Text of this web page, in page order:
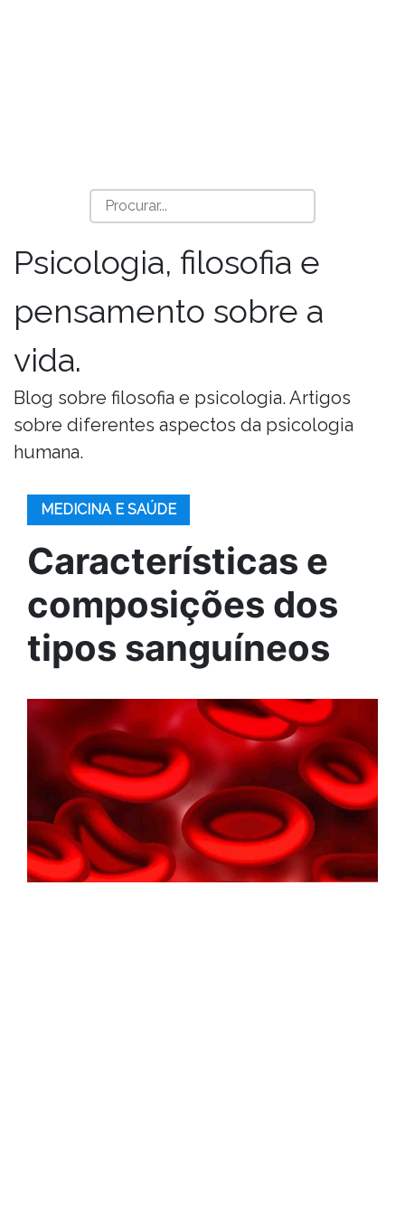
Psicologia, filosofia e
pensamento sobre a
vida.
Blog sobre filosofia e psicologia. Artigos
sobre diferentes aspectos da psicologia
humana.
MEDICINA E SAÚDE
Características e
composições dos
tipos sanguíneos